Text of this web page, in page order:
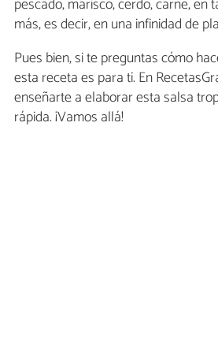
más, es decir, en una infinidad de
Pues bien, si te preguntas cómo
esta receta es para ti. En
enseñarte a elaborar esta salsa
rápida. ¡Vamos allá!